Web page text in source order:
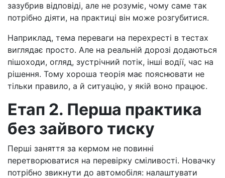
зазубрив відповіді, але не розуміє, чому саме так
потрібно діяти, на практиці він може розгубитися.
Наприклад, тема переваги на перехресті в тестах
виглядає просто. Але на реальній дорозі додаються
пішоходи, огляд, зустрічний потік, інші водії, час на
рішення. Тому хороша теорія має пояснювати не
тільки правило, а й ситуацію, у якій воно працює.
Етап 2. Перша практика
без зайвого тиску
Перші заняття за кермом не повинні
перетворюватися на перевірку сміливості. Новачку
потрібно звикнути до автомобіля: налаштувати